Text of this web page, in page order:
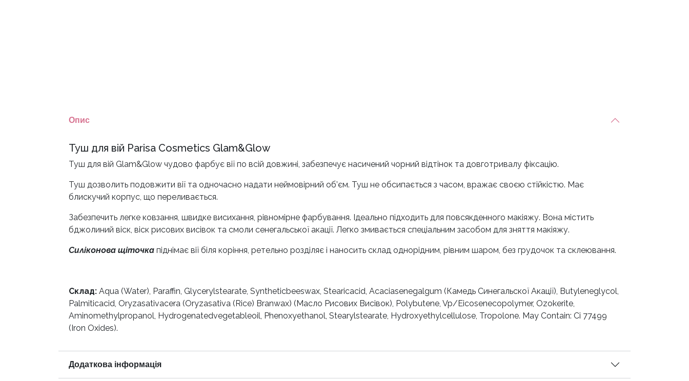
Опис
Туш для вій Parisa Cosmetics Glam&Glow
Туш для вій Glam&Glow чудово фарбує вії по всій довжині, забезпечує насичений чорний відтінок та довготривалу фіксацію.
Туш дозволить подовжити вії та одночасно надати неймовірний об’єм. Туш не обсипається з часом, вражає своєю стійкістю. Має
блискучий корпус, що переливається.
Забезпечить легке ковзання, швидке висихання, рівномірне фарбування. Ідеально підходить для повсякденного макіяжу. Вона містить
бджолиний віск, віск рисових висівок та смоли сенегальської акації. Легко змивається спеціальним засобом для зняття макіяжу.
Силіконова щіточка піднімає вії біля коріння, ретельно розділяє і наносить склад однорідним, рівним шаром, без грудочок та склеювання.
Склад: Aqua (Water), Paraffin, Glycerylstearate, Syntheticbeeswax, Stearicacid, Acaciasenegalgum (Камедь Синегальскої Акації), Butyleneglycol,
Palmiticacid, Oryzasativacera (Oryzasativa (Rice) Branwax) (Масло Рисових Висівок), Polybutene, Vp/Eicosenecopolymer, Ozokerite,
Aminomethylpropanol, Hydrogenatedvegetableoil, Phenoxyethanol, Stearylstearate, Hydroxyethylcellulose, Tropolone. May Contain: Ci 77499
(Iron Oxides).
Додаткова інформація